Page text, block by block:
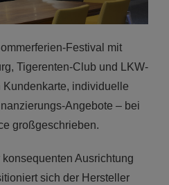
Festival mit
Tigerenten-Club und LKW-
Kundenkarte, individuelle
Angebote – bei
großgeschrieben.
Ausrichtung
sich der Hersteller